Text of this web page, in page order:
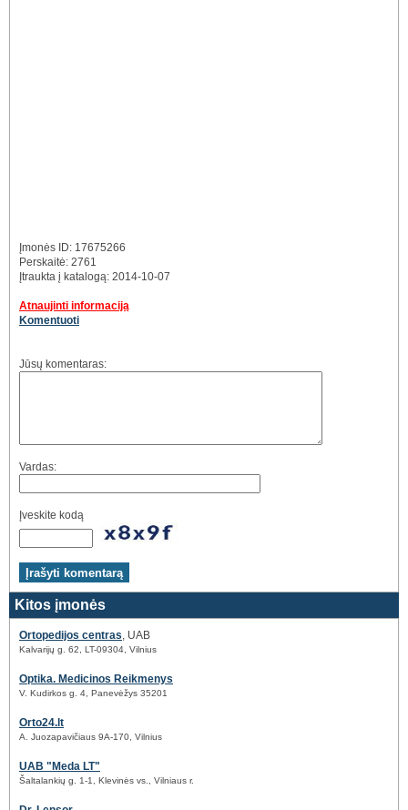
Įmonės ID: 17675266
Perskaitė: 2761
Įtraukta į katalogą: 2014-10-07
Atnaujinti informaciją
Komentuoti
Jūsų komentaras:
Vardas:
Įveskite kodą
Kitos įmonės
Ortopedijos centras, UAB
Kalvarijų g. 62, LT-09304, Vilnius
Optika. Medicinos Reikmenys
V. Kudirkos g. 4, Panevėžys 35201
Orto24.lt
A. Juozapavičiaus 9A-170, Vilnius
UAB "Meda LT"
Šaltalankių g. 1-1, Klevinės vs., Vilniaus r.